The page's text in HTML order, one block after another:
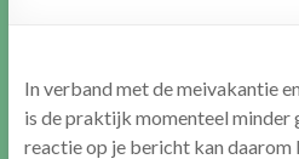
In verband met de meivakantie
is de praktijk momenteel minder
reactie op je bericht kan daarom